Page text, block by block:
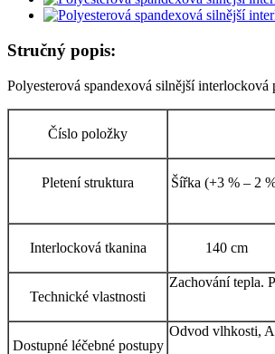
Stručný popis:
Polyesterová spandexová silnější interlocková
Číslo položky
Pletení struktura Šířka (+3 % – 2
Interlocková tkanina 140 cm
Technické vlastnosti
Zachování tepla.
Dostupné léčebné postupy
Odvod vlhkosti,